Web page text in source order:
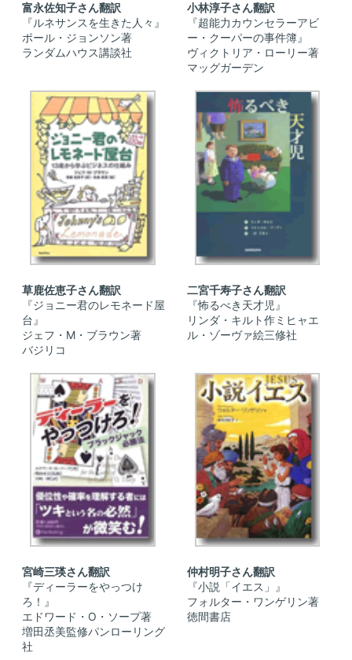
富永佐知子さん翻訳
『ルネサンスを生きた人々』
ポール・ジョンソン著
ランダムハウス講談社
小林淳子さん翻訳
『超能力カウンセラーアビ
ー・クーパーの事件簿』
ヴィクトリア・ローリー著
マッグガーデン
草鹿佐恵子さん翻訳
『ジョニー君のレモネード屋
台』
ジェフ・M・ブラウン著
バジリコ
二宮千寿子さん翻訳
『怖るべき天才児』
リンダ・キルト作ミヒャエ
ル・ゾーヴァ絵三修社
宮崎三瑛さん翻訳
『ディーラーをやっつけ
ろ！』
エドワード・O・ソープ著
増田丞美監修パンローリング
社
仲村明子さん翻訳
『小説「イエス」』
フォルター・ワンゲリン著
徳間書店